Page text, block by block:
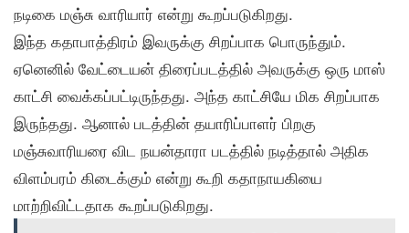
நடிகை மஞ்சு வாரியார் என்று கூறப்படுகிறது.
இந்த கதாபாத்திரம் இவருக்கு சிறப்பாக பொருந்தும்.
ஏனெனில் வேட்டையன் திரைப்படத்தில் அவருக்கு ஒரு மாஸ்
காட்சி வைக்கப்பட்டிருந்தது. அந்த காட்சியே மிக சிறப்பாக
இருந்தது. ஆனால் படத்தின் தயாரிப்பாளர் பிறகு
மஞ்சுவாரியரை விட நயன்தாரா படத்தில் நடித்தால் அதிக
விளம்பரம் கிடைக்கும் என்று கூறி கதாநாயகியை
மாற்றிவிட்டதாக கூறப்படுகிறது.